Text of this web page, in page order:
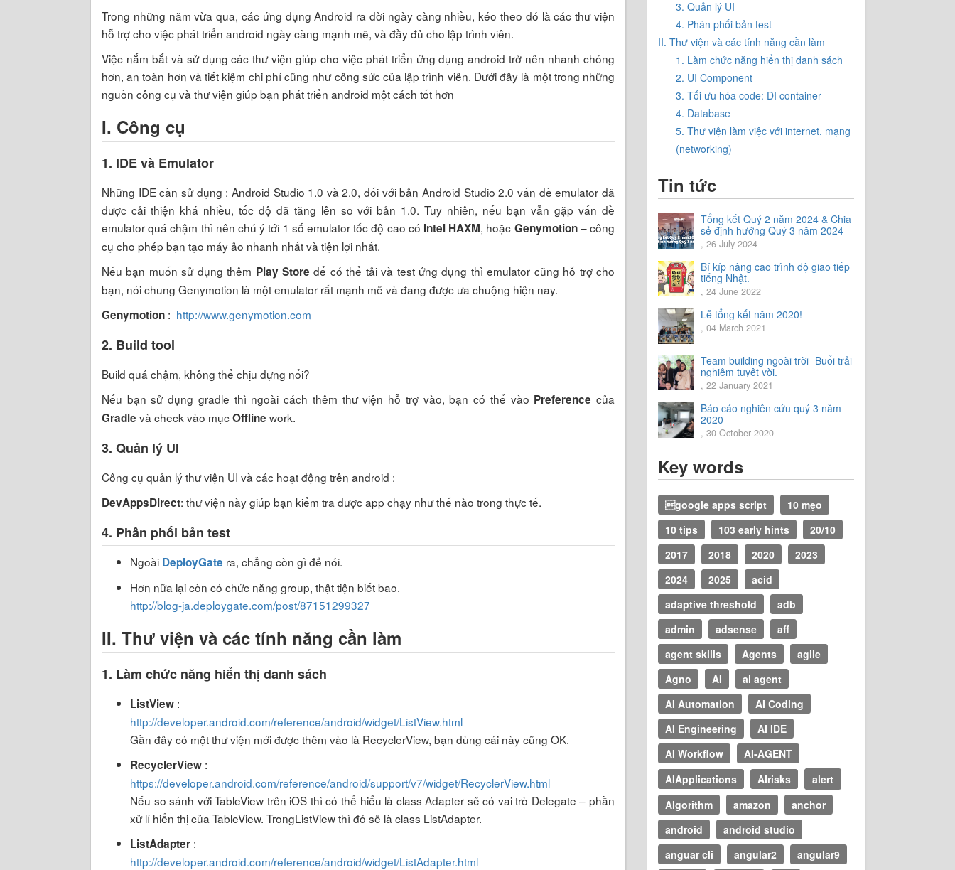
Trong những năm vừa qua, các ứng dụng Android ra đời ngày càng nhiều, kéo theo đó là các thư viện
hỗ trợ cho việc phát triển android ngày càng mạnh mẽ, và đầy đủ cho lập trình viên.
Việc nắm bắt và sử dụng các thư viện giúp cho việc phát triển ứng dụng android trở nên nhanh chóng
hơn, an toàn hơn và tiết kiệm chi phí cũng như công sức của lập trình viên. Dưới đây là một trong những
nguồn công cụ và thư viện giúp bạn phát triển android một cách tốt hơn
I. Công cụ
1. IDE và Emulator
Những IDE cần sử dụng : Android Studio 1.0 và 2.0, đối với bản Android Studio 2.0 vấn đề emulator đã
được cải thiện khá nhiều, tốc độ đã tăng lên so với bản 1.0. Tuy nhiên, nếu bạn vẫn gặp vấn đề
emulator quá chậm thì nên chú ý tới 1 số emulator tốc độ cao có Intel HAXM, hoặc Genymotion– công
cụ cho phép bạn tạo máy ảo nhanh nhất và tiện lợi nhất.
Nếu bạn muốn sử dụng thêm Play Store để có thể tải và test ứng dụng thì emulator cũng hỗ trợ cho
bạn, nói chung Genymotion là một emulator rất mạnh mẽ và đang được ưa chuộng hiện nay.
Genymotion : http://www.genymotion.com
2. Build tool
Build quá chậm, không thể chịu đựng nổi?
Nếu bạn sử dụng gradle thì ngoài cách thêm thư viện hỗ trợ vào, bạn có thể vào Preference của
Gradle và check vào mụcOffline work.
3. Quản lý UI
Công cụ quản lý thư viện UI và các hoạt động trên android :
DevAppsDirect: thư viện này giúp bạn kiểm tra được app chạy như thế nào trong thực tế.
4. Phân phối bản test
Ngoài DeployGate ra, chẳng còn gì để nói.
Hơn nữa lại còn có chức năng group, thật tiện biết bao.
http://blog-ja.deploygate.com/post/87151299327
II. Thư viện và các tính năng cần làm
1. Làm chức năng hiển thị danh sách
ListView :
http://developer.android.com/reference/android/widget/ListView.html
Gần đây có một thư viện mới được thêm vào là RecyclerView, bạn dùng cái này cũng OK.
RecyclerView :
https://developer.android.com/reference/android/support/v7/widget/RecyclerView.html
Nếu so sánh với TableView trên iOS thì có thể hiểu là class Adapter sẽ có vai trò Delegate – phần
xử lí hiển thị của TableView. TrongListView thì đó sẽ là class ListAdapter.
ListAdapter :
http://developer.android.com/reference/android/widget/ListAdapter.html
3. Quản lý UI
4. Phân phối bản test
II. Thư viện và các tính năng cần làm
1. Làm chức năng hiển thị danh sách
2. UI Component
3. Tối ưu hóa code: DI container
4. Database
5. Thư viện làm việc với internet, mạng
(networking)
Tin tức
Tổng kết Quý 2 năm 2024 & Chia
sẻ định hướng Quý 3 năm 2024
, 26 July 2024
Bí kíp nâng cao trình độ giao tiếp
tiếng Nhật.
, 24 June 2022
Lễ tổng kết năm 2020!
, 04 March 2021
Team building ngoài trời- Buổi trải
nghiệm tuyệt vời.
, 22 January 2021
Báo cáo nghiên cứu quý 3 năm
2020
, 30 October 2020
Key words
google apps script
10 mẹo
10 tips
103 early hints
20/10
2017
2018 2020
2023
2024
2025
acid
adaptive threshold
adb
admin
adsense
aff
agent skills
Agents
agile
Agno
AI
ai agent
AI Automation
AI Coding
AI Engineering
AI IDE
AI Workflow
AI-AGENT
AIApplications
AIrisks
alert
Algorithm
amazon
anchor
android
android studio
anguar cli
angular2
angular9